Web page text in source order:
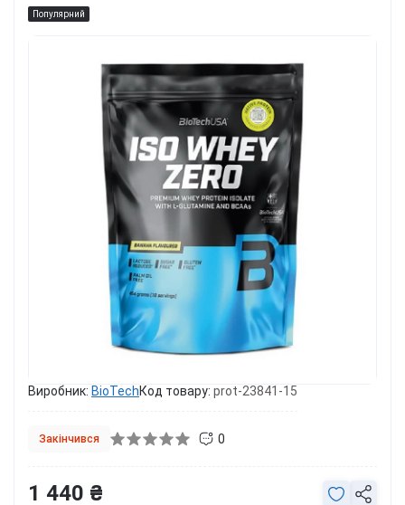
Популярний
Виробник: BioTechКод товару: prot-23841-15
Закінчився 0
1 440 ₴